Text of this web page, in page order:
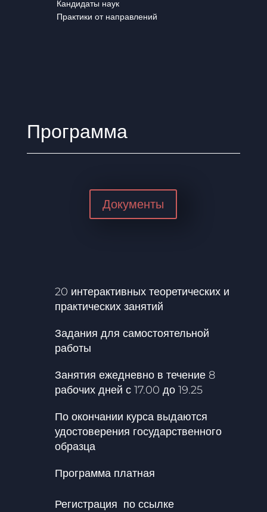
Кандидаты наук
Практики от направлений
Программа
Документы
20 интерактивных теоретических и
практических занятий
Задания для самостоятельной
работы
Занятия ежедневно в течение 8
рабочих дней с 17.00 до 19.25
По окончании курса выдаются
удостоверения государственного
образца
Программа платная
Регистрация по ссылке